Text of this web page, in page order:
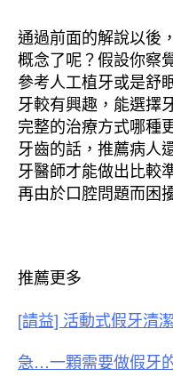
通過前面的解說以後
概念了呢？假設你察
參考人工植牙或是舒
牙較有興趣，能選擇
完整的治療方式哪種
牙齒的話，推薦病人
牙醫師才能做出比較
再由於口腔問題而困
推薦更多
[請益] 活動式假牙清
急…一顆需要做假牙